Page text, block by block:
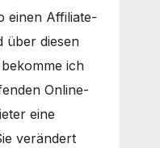
einen Affiliate-
über diesen
ich
Online-
eine
verändert